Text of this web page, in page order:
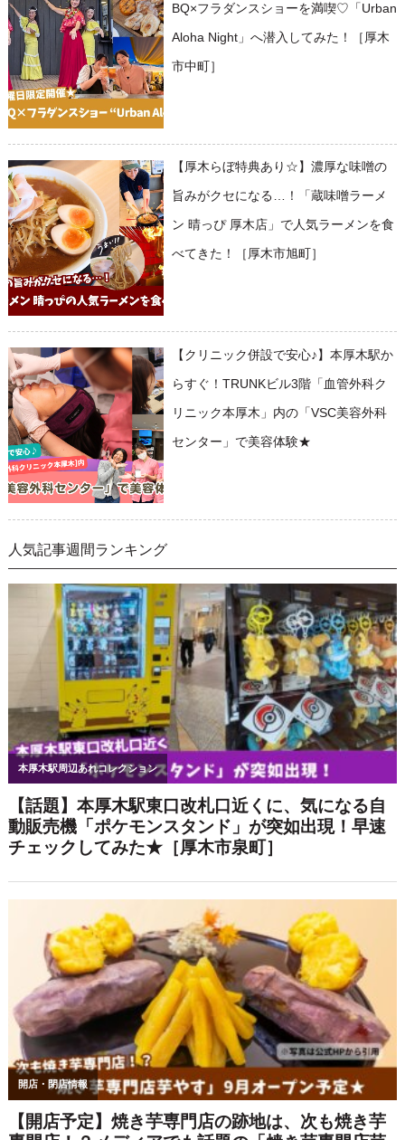
BQ×フラダンスショーを満喫♡「Urban
Aloha Night」へ潜入してみた！［厚木
市中町］
【厚木らぼ特典あり☆】濃厚な味噌の
旨みがクセになる…！「蔵味噌ラーメ
ン 晴っぴ 厚木店」で人気ラーメンを食
べてきた！［厚木市旭町］
【クリニック併設で安心♪】本厚木駅か
らすぐ！TRUNKビル3階「血管外科ク
リニック本厚木」内の「VSC美容外科
センター」で美容体験★
人気記事週間ランキング